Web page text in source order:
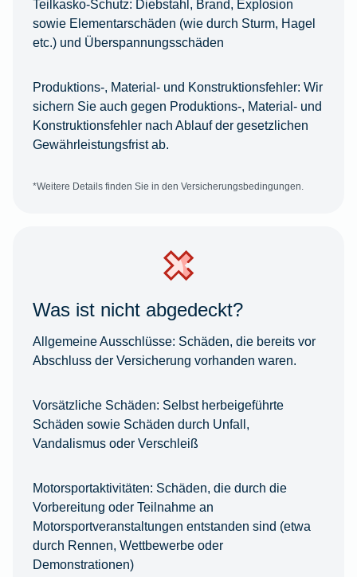
Teilkasko-Schutz: Diebstahl, Brand, Explosion
sowie Elementarschäden (wie durch Sturm, Hagel
etc.) und Überspannungsschäden
Produktions-, Material- und Konstruktionsfehler: Wir
sichern Sie auch gegen Produktions-, Material- und
Konstruktionsfehler nach Ablauf der gesetzlichen
Gewährleistungsfrist ab.
*Weitere Details finden Sie in den Versicherungsbedingungen.
Was ist nicht abgedeckt?
Allgemeine Ausschlüsse: Schäden, die bereits vor
Abschluss der Versicherung vorhanden waren.
Vorsätzliche Schäden: Selbst herbeigeführte
Schäden sowie Schäden durch Unfall,
Vandalismus oder Verschleiß
Motorsportaktivitäten: Schäden, die durch die
Vorbereitung oder Teilnahme an
Motorsportveranstaltungen entstanden sind (etwa
durch Rennen, Wettbewerbe oder
Demonstrationen)